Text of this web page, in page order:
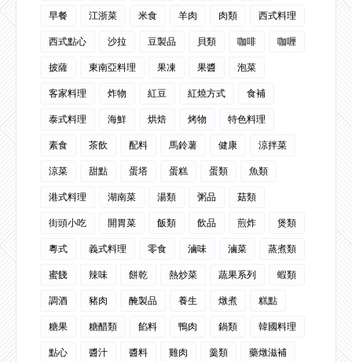
早餐 江浙菜 米食 羊肉 肉類
西式料理
西式點心
沙拉 豆製品 貝類 咖啡
咖喱
披薩
東南亞料理 果凍 果醬
泡菜
客家料理
炸物 紅豆 紅燒方式
食補
泰式料理
海鮮 烘焙 烤物
特色料理
素食
茶飲 配料 馬鈴薯 健康
涼拌菜
涼菜
甜點 蛋塔 蛋糕 蛋類
魚類
港式料理
湖南菜 湯類 粥品
菇類
街頭小吃
開胃菜 飯類 飲品 煎炸
煲類
粵式
義式料理 零食 滷味 滷菜
蒸煮類
蜜餞
辣味 餅乾 熱炒菜 蔬果系列
蝦類
調酒
豬肉 醃製品 養生 燉煮
糕點
糖果
糖醋類 餡料 鴨肉 鍋類
韓國料理
點心
醬汁 醬料 雞肉 羹類
藥燉滋補